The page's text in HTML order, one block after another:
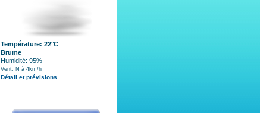
Température: 22°C
Brume
Humidité: 95%
Vent: N à 4km/h
Détail et prévisions